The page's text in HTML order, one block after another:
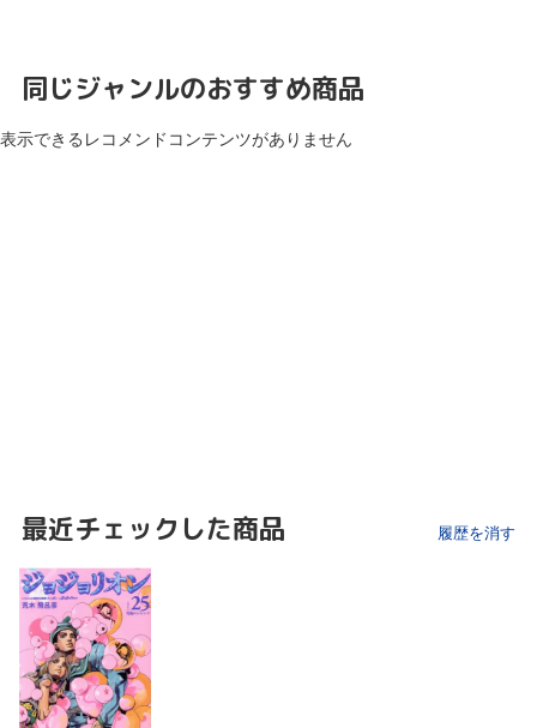
同じジャンルのおすすめ商品
表示できるレコメンドコンテンツがありません
最近チェックした商品 履歴を消す